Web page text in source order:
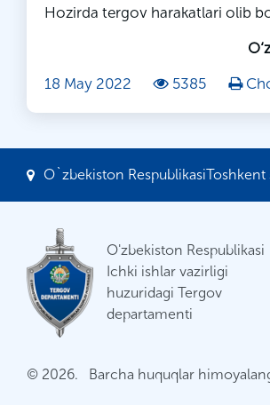
Hozirda tergov harakatlari olib
18 May 2022
5385
O`zbekiston RespublikasiToshkent
O'zbekiston Respublikasi
Ichki ishlar vazirligi
huzuridagi Tergov
departamenti
© 2026. Barcha huquqlar